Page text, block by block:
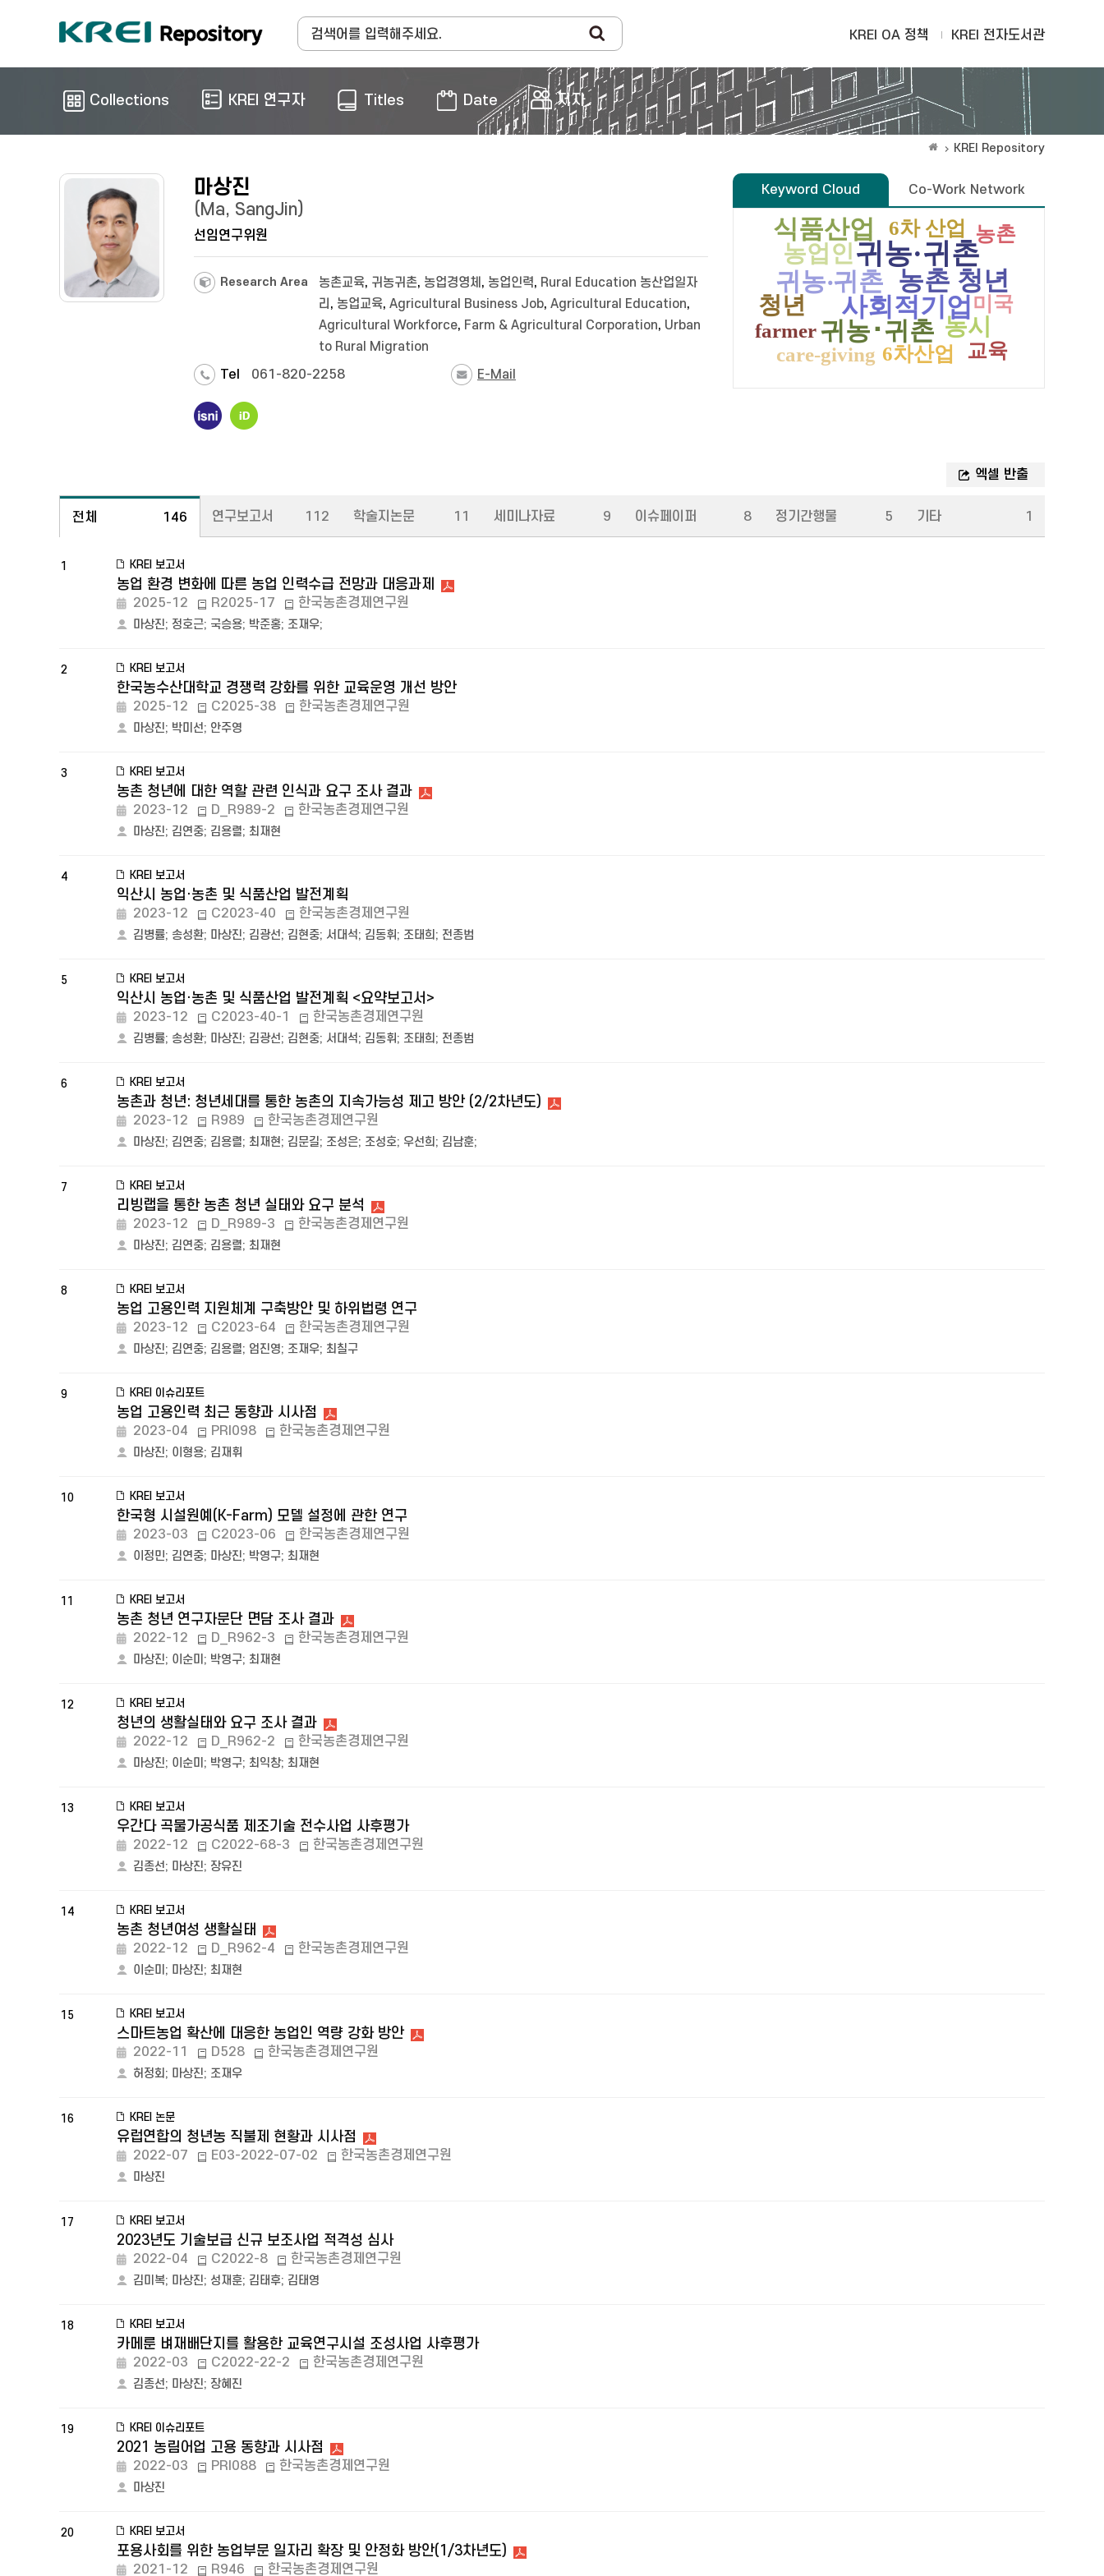
KREI OA 정책 KREI 전자도서관
Collections KREI 연구자 Titles Date 저자
KREI Repository
마상진
(Ma, SangJin)
선임연구위원
Research Area 농촌교육, 귀농귀촌, 농업경영체 , 농업인력, Rural Education 농산업일자
리 , 농업교육, Agricultural Business Job, Agricultural Education,
Agricultural Workforce, Farm & Agricultural Corporation, Urban
to Rural Migration
Tel
061-820-2258 E-Mail
Keyword Cloud Co-Work Network
귀농·귀촌
농촌 청년
사회적기업
귀농‧귀촌
귀농･귀촌
식품산업
농시
농업인
청년
6차 산업
6차산업
care-giving
farmer
교육
농촌
미국
전체 146 연구보고서 112 학술지논문 11 세미나자료 9 이슈페이퍼 8 정기간행물 5 기타 1
1 KREI 보고서
농업 환경 변화에 따른 농업 인력수급 전망과 대응과제
2025-12 R2025-17 한국농촌경제연구원
마상진; 정호근; 국승용; 박준홍; 조재우;
2 KREI 보고서
한국농수산대학교 경쟁력 강화를 위한 교육운영 개선 방안
2025-12 C2025-38 한국농촌경제연구원
마상진; 박미선; 안주영
3 KREI 보고서
농촌 청년에 대한 역할 관련 인식과 요구 조사 결과
2023-12 D_R989-2 한국농촌경제연구원
마상진; 김연중; 김용렬; 최재현
4 KREI 보고서
익산시 농업·농촌 및 식품산업 발전계획
2023-12 C2023-40 한국농촌경제연구원
김병률; 송성환; 마상진; 김광선; 김현중; 서대석; 김동휘; 조태희 ; 전종범
5 KREI 보고서
익산시 농업·농촌 및 식품산업 발전계획 <요약보고서>
2023-12 C2023-40-1 한국농촌경제연구원
김병률; 송성환; 마상진; 김광선; 김현중; 서대석; 김동휘; 조태희 ; 전종범
6 KREI 보고서
농촌과 청년: 청년세대를 통한 농촌의 지속가능성 제고 방안 (2/2차년도)
2023-12 R989 한국농촌경제연구원
마상진; 김연중; 김용렬; 최재현; 김문길; 조성은; 조성호; 우선희 ; 김남훈;
7 KREI 보고서
리빙랩을 통한 농촌 청년 실태와 요구 분석
2023-12 D_R989-3 한국농촌경제연구원
마상진; 김연중; 김용렬; 최재현
8 KREI 보고서
농업 고용인력 지원체계 구축방안 및 하위법령 연구
2023-12 C2023-64 한국농촌경제연구원
마상진; 김연중; 김용렬; 엄진영; 조재우; 최칠구
9 KREI 이슈리포트
농업 고용인력 최근 동향과 시사점
2023-04 PRI098 한국농촌경제연구원
마상진; 이형용; 김재휘
10 KREI 보고서
한국형 시설원예(K-Farm) 모델 설정에 관한 연구
2023-03 C2023-06 한국농촌경제연구원
이정민; 김연중; 마상진; 박영구; 최재현
11 KREI 보고서
농촌 청년 연구자문단 면담 조사 결과
2022-12 D_R962-3 한국농촌경제연구원
마상진; 이순미 ; 박영구; 최재현
12 KREI 보고서
청년의 생활실태와 요구 조사 결과
2022-12 D_R962-2 한국농촌경제연구원
마상진; 이순미 ; 박영구; 최익창; 최재현
13 KREI 보고서
우간다 곡물가공식품 제조기술 전수사업 사후평가
2022-12 C2022-68-3 한국농촌경제연구원
김종선; 마상진; 장유진
14 KREI 보고서
농촌 청년여성 생활실태
2022-12 D_R962-4 한국농촌경제연구원
이순미 ; 마상진; 최재현
15 KREI 보고서
스마트농업 확산에 대응한 농업인 역량 강화 방안
2022-11 D528 한국농촌경제연구원
허정회 ; 마상진; 조재우
16 KREI 논문
유럽연합의 청년농 직불제 현황과 시사점
2022-07 E03-2022-07-02 한국농촌경제연구원
마상진
17 KREI 보고서
2023년도 기술보급 신규 보조사업 적격성 심사
2022-04 C2022-8 한국농촌경제연구원
김미복; 마상진; 성재훈; 김태후; 김태영
18 KREI 보고서
카메룬 벼재배단지를 활용한 교육연구시설 조성사업 사후평가
2022-03 C2022-22-2 한국농촌경제연구원
김종선; 마상진; 장혜진
19 KREI 이슈리포트
2021 농림어업 고용 동향과 시사점
2022-03 PRI088 한국농촌경제연구원
마상진
20 KREI 보고서
포용사회를 위한 농업부문 일자리 확장 및 안정화 방안(1/3차년도)
2021-12 R946 한국농촌경제연구원